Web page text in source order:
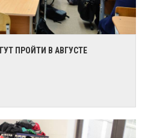
ПРОЙТИ В АВГУСТЕ